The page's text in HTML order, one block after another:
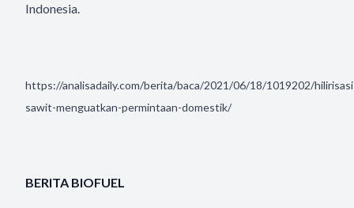
Indonesia.
https://analisadaily.com/berita/baca/2021/06/18/1019202/
sawit-menguatkan-permintaan-domestik/
BERITA BIOFUEL